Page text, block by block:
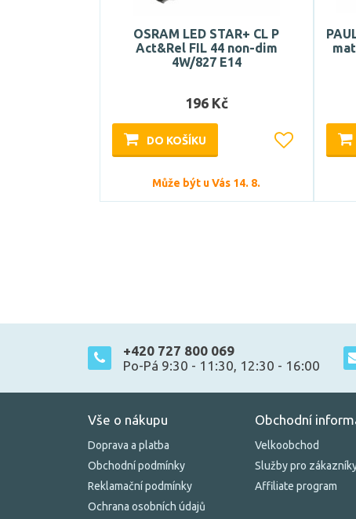
OSRAM LED STAR+ CL P
Act&Rel FIL 44 non-dim
4W/827 E14
196 Kč
DO KOŠÍKU
Může být u Vás 14. 8.
+420 727 800 069
Po-Pá 9:30 - 11:30, 12:30 - 16:00
Vše o nákupu
Doprava a platba
Obchodní podmínky
Reklamační podmínky
Ochrana osobních údajů
Obchodní
Velkoobchod
Služby pro
Affiliate program